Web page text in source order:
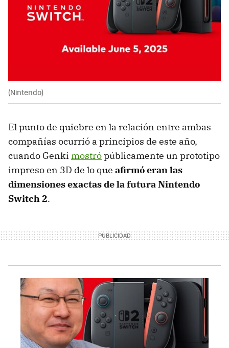
(Nintendo)
El punto de quiebre en la relación entre ambas
compañías ocurrió a principios de este año,
cuando Genki mostrópúblicamente un prototipo
impreso en 3D de lo que afirmó eran las
dimensiones exactas de la futura Nintendo
Switch 2.